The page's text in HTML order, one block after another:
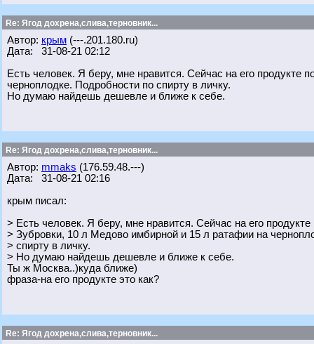
Re: Ягод дохрена,слива,терновник...
Автор: крым (---.201.180.ru)
Дата: 31-08-21 02:12
Есть человек. Я беру, мне нравится. Сейчас на его
черноплодке. Подробности по спирту в личку.
Но думаю найдешь дешевле и ближе к себе.
Re: Ягод дохрена,слива,терновник...
Автор: mmaks (176.59.48.---)
Дата: 31-08-21 02:16
крым писал:
> Есть человек. Я беру, мне нравится. Сейчас на его продукте
> Зубровки, 10 л Медово имбирной и 15 л ратафии на
> спирту в личку.
> Но думаю найдешь дешевле и ближе к себе.
Ты ж Москва..)куда ближе)
фраза-на его продукте это как?
Re: Ягод дохрена,слива,терновник...